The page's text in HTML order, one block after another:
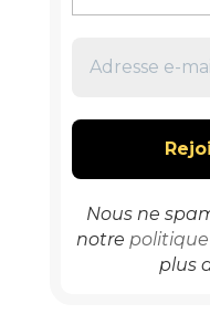
Nous ne
notre
plus